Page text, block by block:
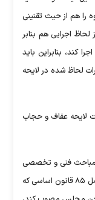
را هم از حیث تقنینی
اجرایی هم بنابر
کند، بنابراین باید
لحاظ شده در لایحه
عفاف و حجاب
مباحث فنی و تخصصی
است. البته برخی به این نکته دقت نمی‌کنند که اصل ۸۵ قانون اساسی که